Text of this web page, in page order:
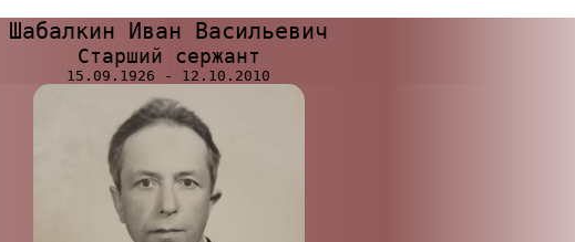
Шабалкин Иван Васильевич
Старший сержант